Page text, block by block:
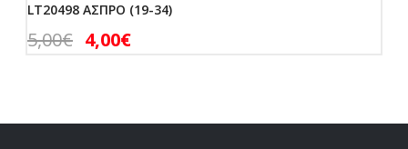
LT20498 ΑΣΠΡΟ (19-34)
5,00€ 4,00€